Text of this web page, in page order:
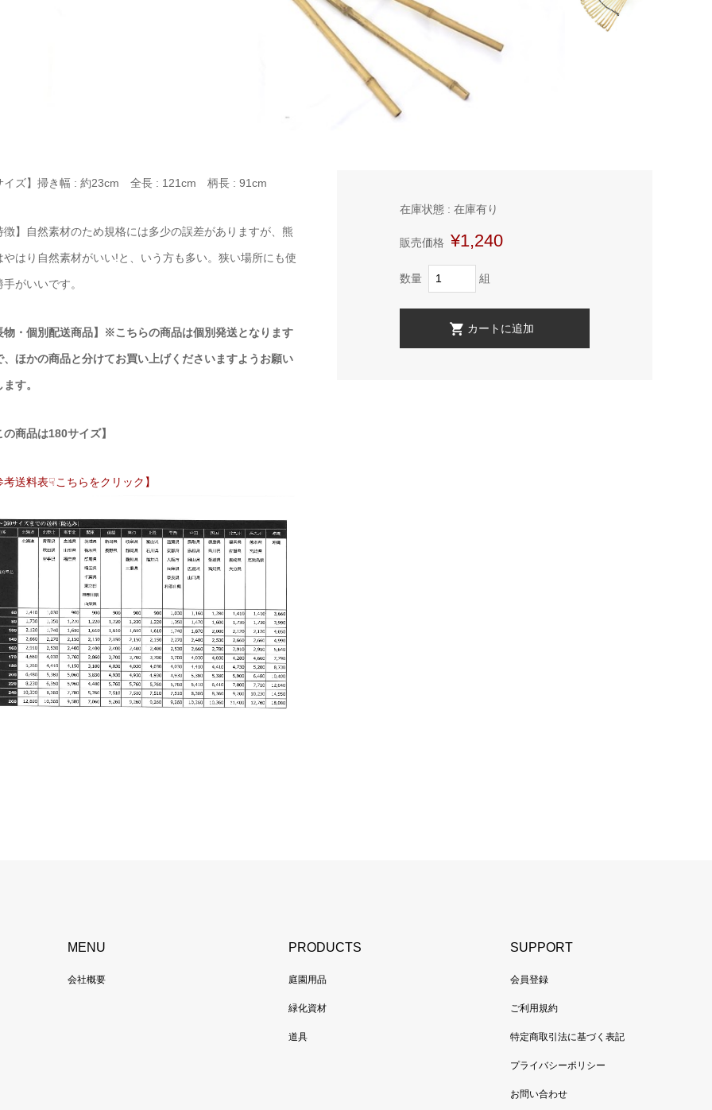
イズ】掃き幅 : 約23cm 全長 : 121cm 柄長 : 91cm
徴】自然素材のため規格には多少の誤差がありますが、熊
やはり自然素材がいい!と、いう方も多い。狭い場所にも使
手がいいです。
物・個別配送商品】※こちらの商品は個別発送となります
、ほかの商品と分けてお買い上げくださいますようお願い
す。
の商品は180サイズ】
考送料表☟こちらをクリック】
在庫状態 : 在庫有り
販売価格 ¥1,240
数量 組
MENU
会社概要
PRODUCTS
庭園用品
緑化資材
道具
SUPPORT
会員登録
ご利用規約
特定商取引法に基づく表記
プライバシーポリシー
お問い合わせ